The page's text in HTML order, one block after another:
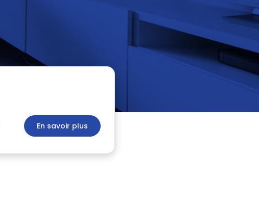
En savoir plus